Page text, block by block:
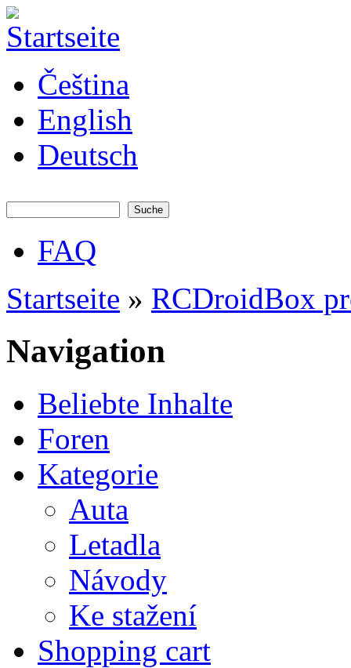
Direkt zum Inhalt
systems -
elektronika
pro RC
modely
Čeština
English
Deutsch
Hauptmenü
FAQ
Sie sind hier
Startseite » RCDroidBox
Navigation
Beliebte Inhalte
Foren
Kategorie
Auta
Letadla
Návody
Ke stažení
Shopping cart